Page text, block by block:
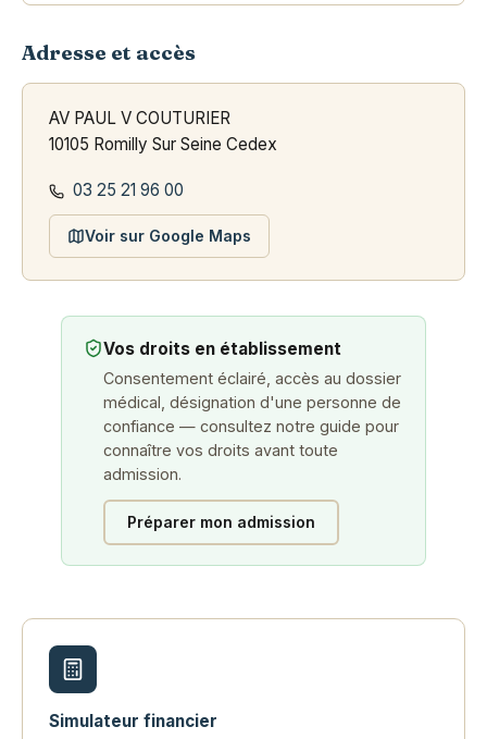
Adresse et accès
AV PAUL V COUTURIER
10105 Romilly Sur Seine Cedex
03 25 21 96 00
Voir sur Google Maps
Vos droits en établissement
Consentement éclairé, accès au dossier
médical, désignation d'une personne de
confiance — consultez notre guide pour
connaître vos droits avant toute
admission.
Préparer mon admission
Simulateur financier